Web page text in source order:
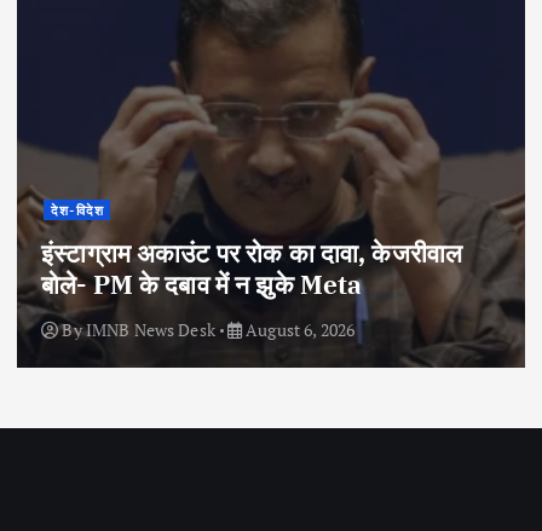
देश-विदेश
इंस्टाग्राम अकाउंट पर रोक का दावा, केजरीवाल
बोले- PM के दबाव में न झुके Meta
ByIMNB News Desk August 6, 2026